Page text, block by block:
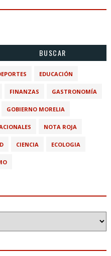
BUSCAR
EDUCACIÓN
FINANZAS GASTRONOMÍA
GOBIERNO MORELIA
NOTA ROJA
CIENCIA ECOLOGIA